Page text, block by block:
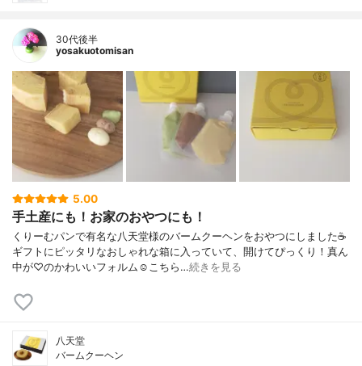
30代後半
yosakuotomisan
5.00
手土産にも！お家のおやつにも！
くりーむパンで有名な八天堂様のバームクーヘンをおやつにしました☕
ギフトにピッタリなおしゃれな箱に入っていて、開けてぴっくり！真ん
中が♡のかわいいフォルム☺こちら…続きを見る
八天堂
バームクーヘン